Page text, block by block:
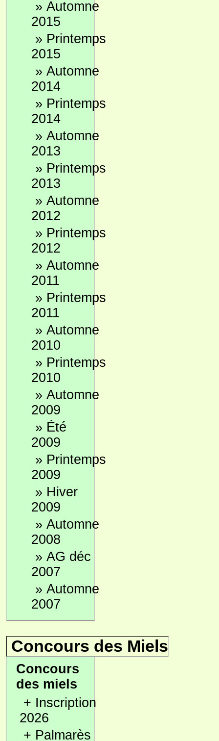
» Automne
2015
» Printemps
2015
» Automne
2014
» Printemps
2014
» Automne
2013
» Printemps
2013
» Automne
2012
» Printemps
2012
» Automne
2011
» Printemps
2011
» Automne
2010
» Printemps
2010
» Automne
2009
» Été
2009
» Printemps
2009
» Hiver
2009
» Automne
2008
» AG déc
2007
» Automne
2007
Concours des Miels
Concours
des miels
+ Inscription
2026
+ Palmarès